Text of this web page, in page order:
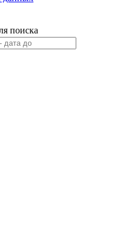
поиска